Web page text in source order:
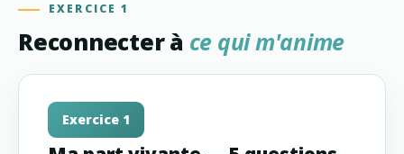
EXERCICE 1
Reconnecter à ce qui m'anime
Exercice 1